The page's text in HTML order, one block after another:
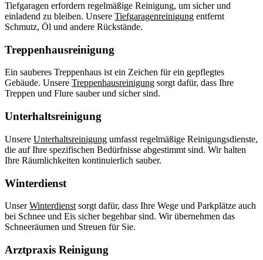
Tiefgaragen erfordern regelmäßige Reinigung, um sicher und
einladend zu bleiben. Unsere Tiefgaragenreinigung entfernt
Schmutz, Öl und andere Rückstände.
Treppenhausreinigung
Ein sauberes Treppenhaus ist ein Zeichen für ein gepflegtes
Gebäude. Unsere Treppenhausreinigung sorgt dafür, dass Ihre
Treppen und Flure sauber und sicher sind.
Unterhaltsreinigung
Unsere Unterhaltsreinigung umfasst regelmäßige Reinigungsdienste,
die auf Ihre spezifischen Bedürfnisse abgestimmt sind. Wir halten
Ihre Räumlichkeiten kontinuierlich sauber.
Winterdienst
UnserWinterdienst sorgt dafür, dass Ihre Wege und Parkplätze auch
bei Schnee und Eis sicher begehbar sind. Wir übernehmen das
Schneeräumen und Streuen für Sie.
Arztpraxis Reinigung